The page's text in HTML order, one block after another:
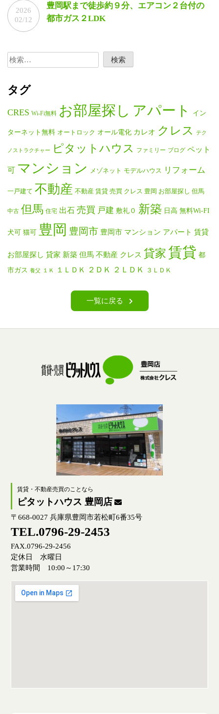
2026
02/12
豊岡駅まで徒歩約９分、エアコン２台付の
都市ガス２LDK
検
索:
タグ
CRES Wi-Fi無料 お部屋探し アパート イン
ターネット無料 オートロック オール電化 カレオ クレス テク
ノストラクチャー ピタットハウス ファミリー ブログ ペット
可 マンション メゾネット モデルハウス リフォーム
一戸建て 不動産 不動産 賃貸 売買 クレス 豊岡 お部屋探し 但馬
中古 但馬 住宅 出石 売買 戸建 敷礼０ 新築 日高 無料Wi-FI
犬可 猫可 豊岡 豊岡市 豊岡市 マンション アパート 賃貸
お部屋探し 貸家 新築 但馬 不動産 クレス 貸家 賃貸 都
市ガス 養父 １Ｋ １ＬＤＫ ２ＤＫ ２ＬＤＫ ３ＬＤＫ
一覧に戻る
賃貸・不動産売買のことなら
ピタットハウス 豊岡店
〒668-0027 兵庫県豊岡市若松町6番35号
TEL.0796-29-2453
FAX.0796-29-2456
定休日 水曜日
営業時間 10:00～17:30